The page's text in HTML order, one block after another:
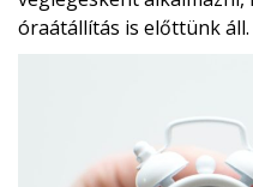
óraátállítás is előttünk áll.